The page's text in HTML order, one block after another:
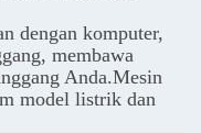
dengan komputer,
membawa
Anda.Mesin
model listrik dan